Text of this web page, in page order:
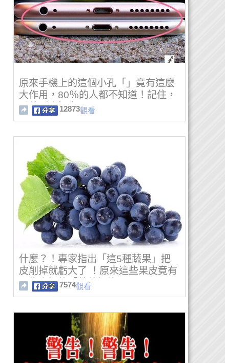
原來手機上的這個小孔「」竟有這麼
大作用，80％的人都不知道！記住，
千萬別去捅它！
12873觀看
什麼？！專家指出「這5種蔬果」把
皮削掉就虧大了 ！原來這些果皮竟有
不為人知的「營養價值」！
7574觀看